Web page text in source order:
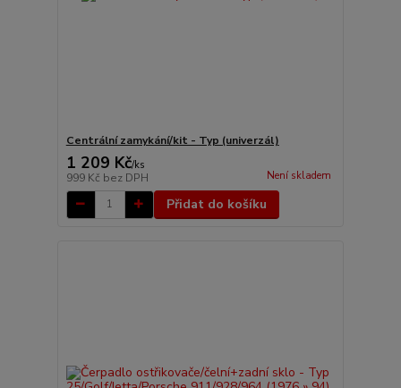
Centrální zamykání/kit - Typ (univerzál)
1 209 Kč/ks
999 Kč bez DPH Není skladem
Přidat do košíku